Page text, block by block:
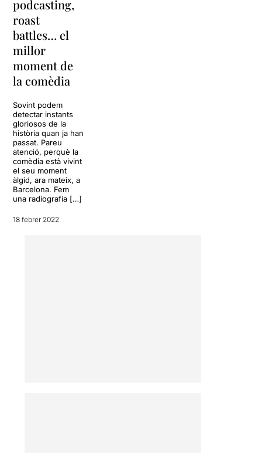
podcasting,
roast
battles… el
millor
moment de
la comèdia
Sovint podem
detectar instants
gloriosos de la
història quan ja han
passat. Pareu
atenció, perquè la
comèdia està vivint
el seu moment
àlgid, ara mateix, a
Barcelona. Fem
una radiografia […]
18 febrer 2022